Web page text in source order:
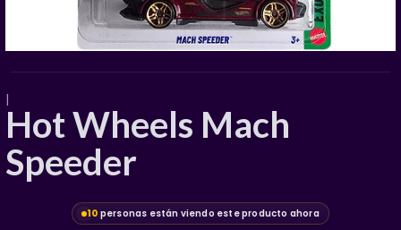
|
Hot Wheels Mach
Speeder
10 personas están viendo este producto ahora